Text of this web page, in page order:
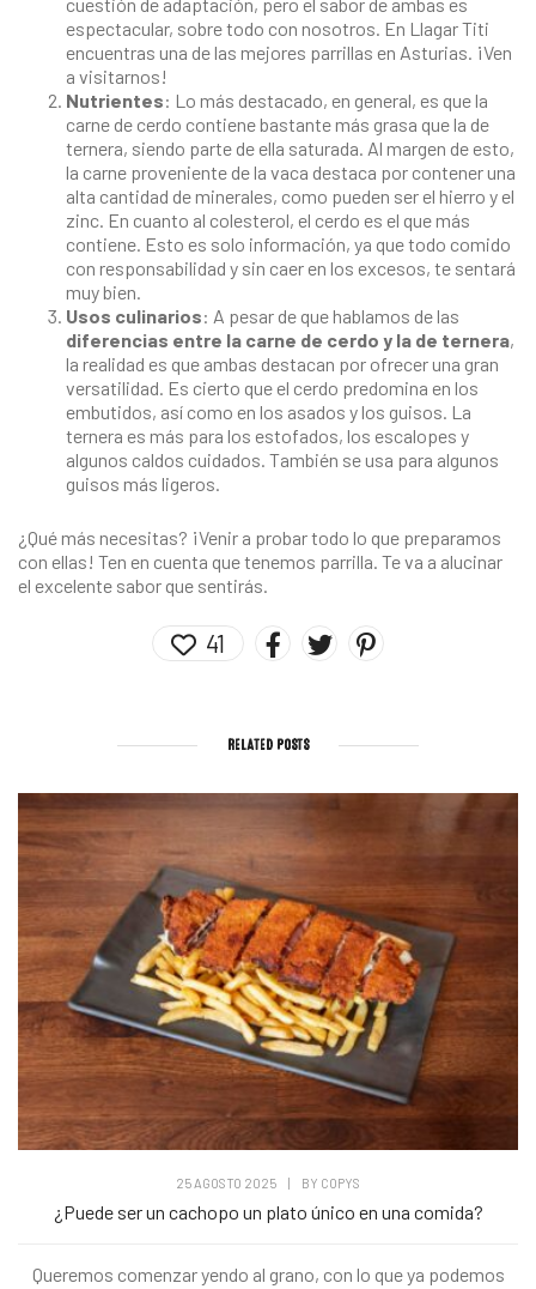
espectacular, sobre todo con nosotros. En Llagar Titi
encuentras una de las mejores parrillas en Asturias . ¡Ven
a visitarnos!
Nutrientes: Lo más destacado, en general, es que la
carne de cerdo contiene bastante más grasa que la de
ternera, siendo parte de ella saturada. Al margen de esto,
la carne proveniente de la vaca destaca por contener una
alta cantidad de minerales, como pueden ser el hierro y el
zinc. En cuanto al colesterol, el cerdo es el que más
contiene. Esto es solo información, ya que todo comido
con responsabilidad y sin caer en los excesos, te sentará
muy bien.
Usos culinarios: A pesar de que hablamos de las
diferencias entre la carne de cerdo y la de ternera,
la realidad es que ambas destacan por ofrecer una gran
versatilidad. Es cierto que el cerdo predomina en los
embutidos, así como en los asados y los guisos. La
ternera es más para los estofados, los escalopes y
algunos caldos cuidados. También se usa para algunos
guisos más ligeros.
¿Qué más necesitas? ¡Venir a probar todo lo que preparamos
con ellas! Ten en cuenta que tenemos parrilla. Te va a alucinar
el excelente sabor que sentirás.
41
RELATED POSTS
25 AGOSTO 2025 BY COPYS
¿Puede ser un cachopo un plato único en una comida?
Queremos comenzar yendo al grano, con lo que ya podemos